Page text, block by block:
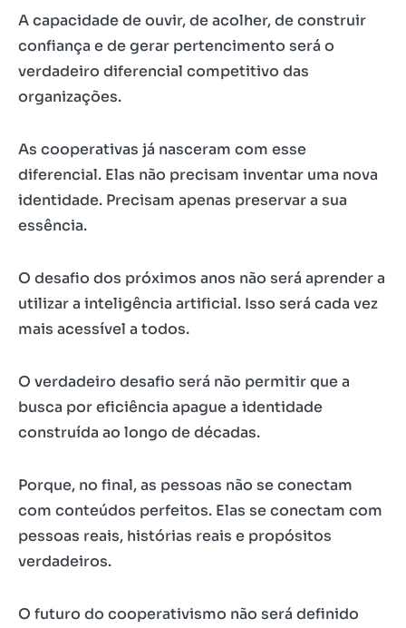
A capacidade de ouvir, de acolher, de construir
confiança e de gerar pertencimento será o
verdadeiro diferencial competitivo das
organizações.
As cooperativas já nasceram com esse
diferencial. Elas não precisam inventar uma nova
identidade. Precisam apenas preservar a sua
essência.
O desafio dos próximos anos não será aprender a
utilizar a inteligência artificial. Isso será cada vez
mais acessível a todos.
O verdadeiro desafio será não permitir que a
busca por eficiência apague a identidade
construída ao longo de décadas.
Porque, no final, as pessoas não se conectam
com conteúdos perfeitos. Elas se conectam com
pessoas reais, histórias reais e propósitos
verdadeiros.
O futuro do cooperativismo não será definido